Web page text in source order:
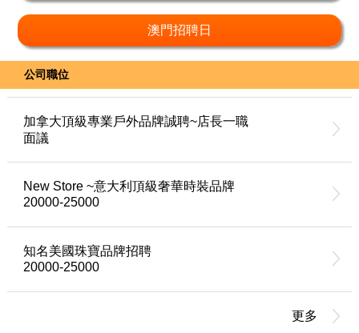
澳門招聘日
公司職位
加拿大頂級專業戶外品牌誠聘~店長一職
面議
New Store ~意大利頂級奢華時裝品牌
20000-25000
知名美國珠寶品牌招聘
20000-25000
更多